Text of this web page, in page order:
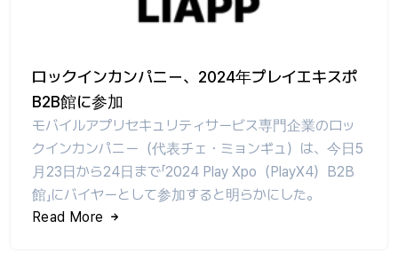
ロックインカンパニー、2024年プレイエキスポ
B2B館に参加
モバイルアプリセキュリティサービス専門企業のロッ
クインカンパニー（代表チェ・ミョンギュ）は、今日5
月23日から24日まで「2024 Play Xpo（PlayX4）B2B
館」にバイヤーとして参加すると明らかにした。
Read More